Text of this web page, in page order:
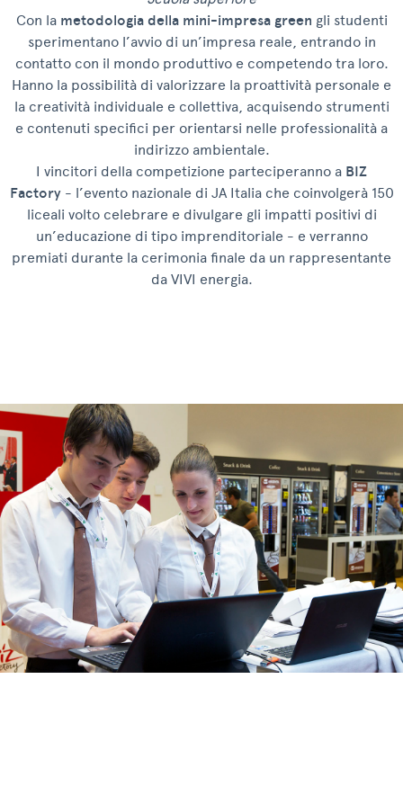
Con la metodologia della mini-impresa green gli studenti
sperimentano l’avvio di un’impresa reale, entrando in
contatto con il mondo produttivo e competendo tra loro.
Hanno la possibilità di valorizzare la proattività personale e
la creatività individuale e collettiva, acquisendo strumenti
e contenuti specifici per orientarsi nelle professionalità a
indirizzo ambientale.
I vincitori della competizione parteciperanno a BIZ
Factory - l’evento nazionale di JA Italia che coinvolgerà 150
liceali volto celebrare e divulgare gli impatti positivi di
un’educazione di tipo imprenditoriale - e verranno
premiati durante la cerimonia finale da un rappresentante
da VIVI energia.